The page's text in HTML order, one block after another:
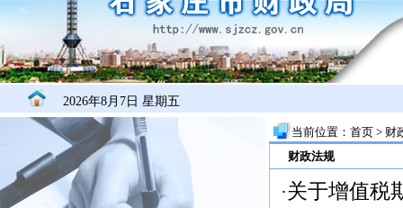
2026年8月7日 星期五
当前位置： 首页 > 财
财政法规
·关于增值税